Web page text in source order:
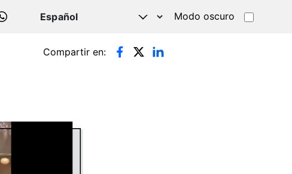
WHATSAPP
Modo oscuro
Compartir en: